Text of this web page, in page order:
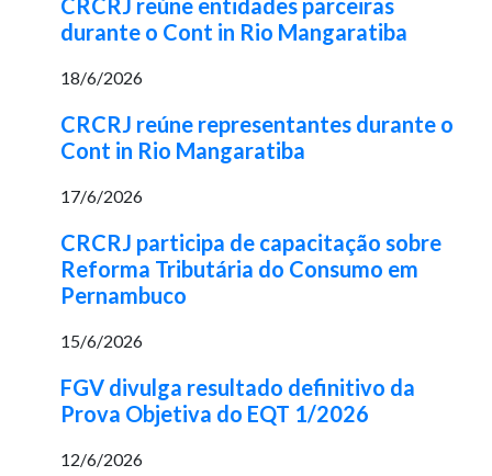
CRCRJ reúne entidades parceiras
durante o Cont in Rio Mangaratiba
18/6/2026
CRCRJ reúne representantes durante o
Cont in Rio Mangaratiba
17/6/2026
CRCRJ participa de capacitação sobre
Reforma Tributária do Consumo em
Pernambuco
15/6/2026
FGV divulga resultado definitivo da
Prova Objetiva do EQT 1/2026
12/6/2026